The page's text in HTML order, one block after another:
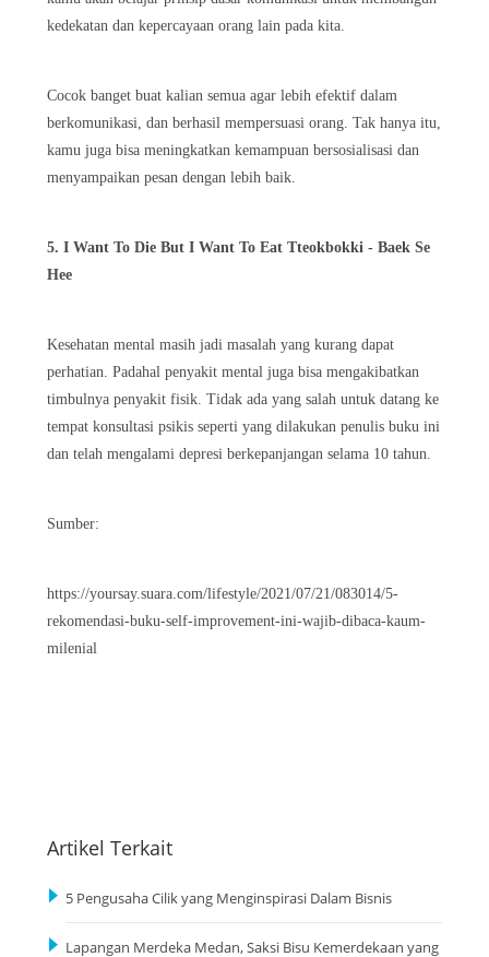
kedekatan dan kepercayaan orang lain pada kita.
Cocok banget buat kalian semua agar lebih efektif dalam
berkomunikasi, dan berhasil mempersuasi orang. Tak hanya itu,
kamu juga bisa meningkatkan kemampuan bersosialisasi dan
menyampaikan pesan dengan lebih baik.
5. I Want To Die But I Want To Eat Tteokbokki - Baek Se
Hee
Kesehatan mental masih jadi masalah yang kurang dapat
perhatian. Padahal penyakit mental juga bisa mengakibatkan
timbulnya penyakit fisik. Tidak ada yang salah untuk datang ke
tempat konsultasi psikis seperti yang dilakukan penulis buku ini
dan telah mengalami depresi berkepanjangan selama 10 tahun.
Sumber:
https://yoursay.suara.com/lifestyle/2021/07/21/083014/5-
rekomendasi-buku-self-improvement-ini-wajib-dibaca-kaum-
milenial
Artikel Terkait
5 Pengusaha Cilik yang Menginspirasi Dalam Bisnis
Lapangan Merdeka Medan, Saksi Bisu Kemerdekaan yang